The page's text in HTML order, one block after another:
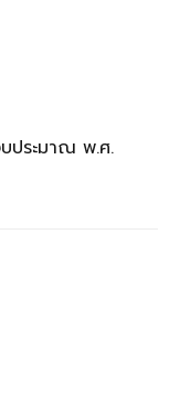
ประมาณ พ.ศ.